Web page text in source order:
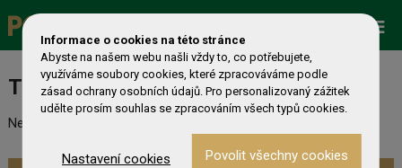
Turnaj nebyl nalezen
Nebyl nalezen odpovídající turnaj. Prevděpodobně již skončil.
Informace o cookies na této stránce
Abyste na našem webu našli vždy to, co potřebujete,
využíváme soubory cookies, které zpracováváme podle
zásad ochrany osobních údajů. Pro personalizovaný zážitek
udělte prosím souhlas se zpracováním všech typů cookies.
Nastavení cookies